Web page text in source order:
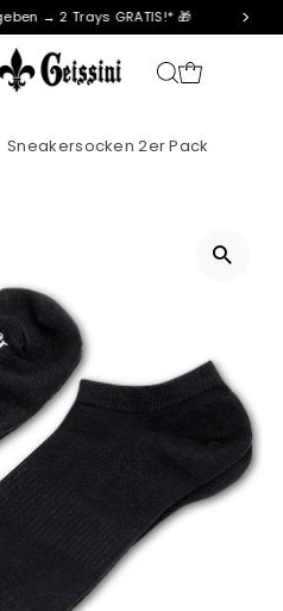
→ 2 Trays GRATIS!* 🎁
Sneakersocken 2er Pack